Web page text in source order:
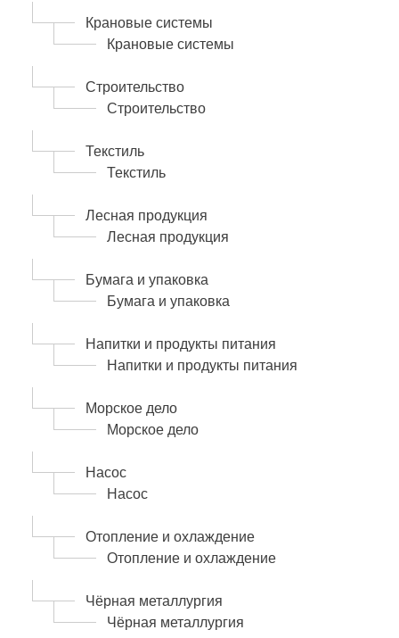
Крановые системы
Крановые системы
Строительство
Строительство
Текстиль
Текстиль
Лесная продукция
Лесная продукция
Бумага и упаковка
Бумага и упаковка
Напитки и продукты питания
Напитки и продукты питания
Морское дело
Морское дело
Насос
Насос
Отопление и охлаждение
Отопление и охлаждение
Чёрная металлургия
Чёрная металлургия